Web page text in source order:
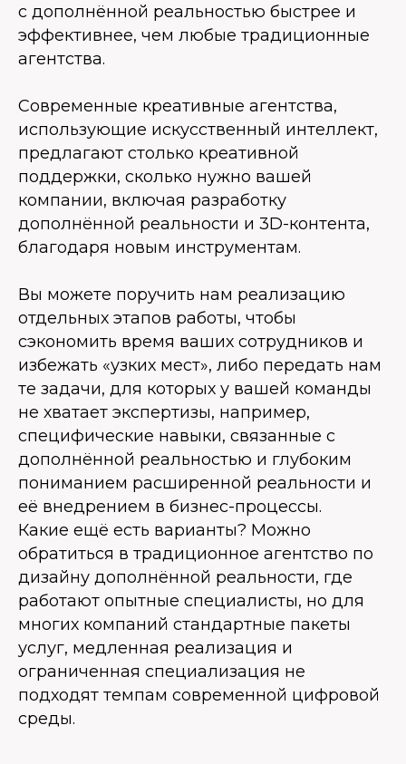
с дополнённой реальностью быстрее и
эффективнее, чем любые традиционные
агентства.
Современные креативные агентства,
использующие искусственный интеллект,
предлагают столько креативной
поддержки, сколько нужно вашей
компании, включая разработку
дополнённой реальности и 3D-контента,
благодаря новым инструментам.
Вы можете поручить нам реализацию
отдельных этапов работы, чтобы
сэкономить время ваших сотрудников и
избежать «узких мест», либо передать нам
те задачи, для которых у вашей команды
не хватает экспертизы, например,
специфические навыки, связанные с
дополнённой реальностью и глубоким
пониманием расширенной реальности и
её внедрением в бизнес-процессы.
Какие ещё есть варианты? Можно
обратиться в традиционное агентство по
дизайну дополнённой реальности, где
работают опытные специалисты, но для
многих компаний стандартные пакеты
услуг, медленная реализация и
ограниченная специализация не
подходят темпам современной цифровой
среды.